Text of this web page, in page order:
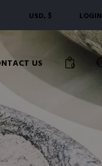
USD, $ LOGIN
US 0